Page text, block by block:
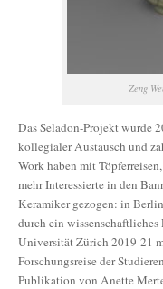
Zeng
Das Seladon-Projekt wurde
kollegialer Austausch und
Work haben mit
mehr Interessierte in den
Keramiker gezogen: in
durch ein
Universität Zürich 2019-21
Forschungsreise der
Publikation von Anette